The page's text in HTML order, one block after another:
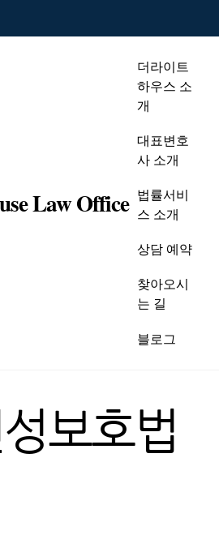
더라이트
하우스 소
개
대표변호
사 소개
법률서비
스 소개
상담 예약
찾아오시
는 길
블로그
보호법